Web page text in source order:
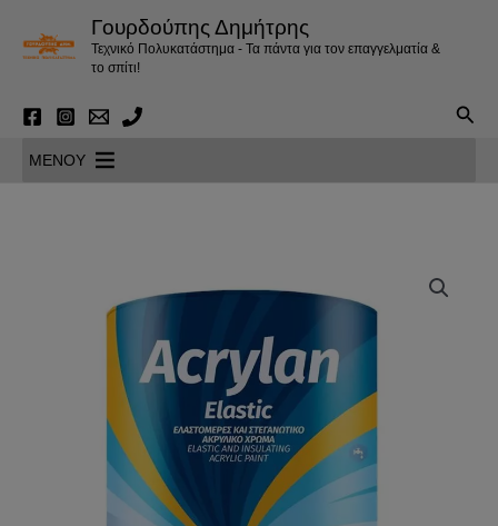
περιεχόμενο
Γουρδούπης Δημήτρης
Τεχνικό Πολυκατάστημα - Τα πάντα για τον επαγγελματία &
το σπίτι!
MENOY